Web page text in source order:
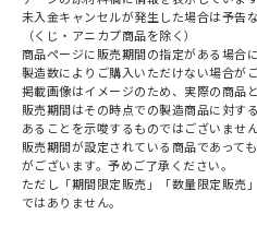
未入金キャンセルが発生した場合は予告
（くじ・アニカプ商品を除く）
商品ページに販売期間の指定がある場合
製造数によりご購入いただけない場合がご
掲載画像はイメージのため、実際の商品
販売期間はその時点での製造商品に対す
あることを示唆するものではございません
販売期間が設定されている商品であって
がございます。予めご了承ください。
ただし「期間限定販売」「数量限定販売
ではありません。